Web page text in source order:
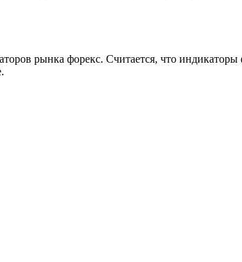
рынка форекс. Считается, что